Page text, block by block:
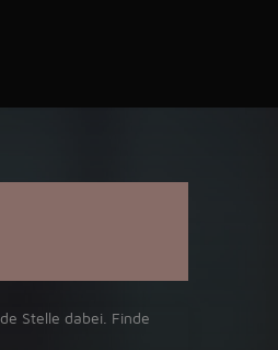
Stelle dabei. Finde